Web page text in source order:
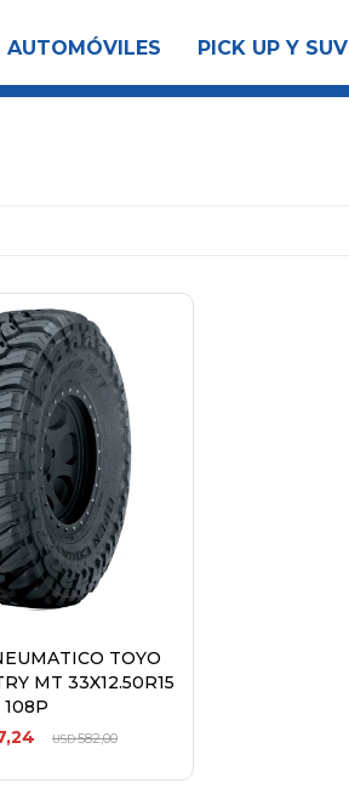
AUTOMÓVILES PICK UP Y SUV
TOYO
MT 33X12.50R15
108P
USD582,00